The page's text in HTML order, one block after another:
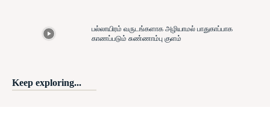
பல்லாயிரம் வருடங்களாக அழியாமல் பாதுகாப்பாக
காணப்படும் சுண்ணாம்பு குளம்
Keep exploring...